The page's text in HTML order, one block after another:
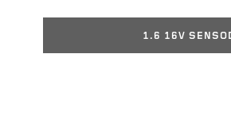
1.6 16V